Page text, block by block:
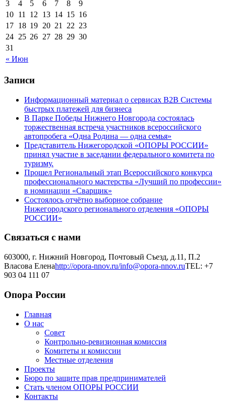
« Июн
3 4 5 6 7 8
9
10 11 12 13 14 15 16
17 18 19 20 21 22 23
24 25 26 27 28 29 30
31
Записи
Информационный материал о сервисах В2В Системы
быстрых платежей для бизнеса
В Парке Победы Нижнего Новгорода состоялась
торжественная встреча участников всероссийского
автопробега «Одна Родина — одна семья»
Представитель Нижегородской «ОПОРЫ РОССИИ»
принял участие в заседании федерального комитета по
туризму.
Прошел Региональный этап Всероссийского конкурса
профессионального мастерства «Лучший по профессии»
в номинации «Сварщик»
Состоялось отчётно выборное собрание
Нижегородского регионального отделения «ОПОРЫ
РОССИИ»
Связаться с нами
603000, г. Нижний Новгород, Почтовый Съезд, д.11, П.2
Власова Еленаhttp://opora-nnov.ru/info@opora-nnov.ruTEL: +7
903 04 111 07
Опора России
Главная
О нас
Совет
Контрольно-ревизионная комиссия
Комитеты и комиссии
Местные отделения
Проекты
Бюро по защите прав предпринимателей
Стать членом ОПОРЫ РОССИИ
Контакты